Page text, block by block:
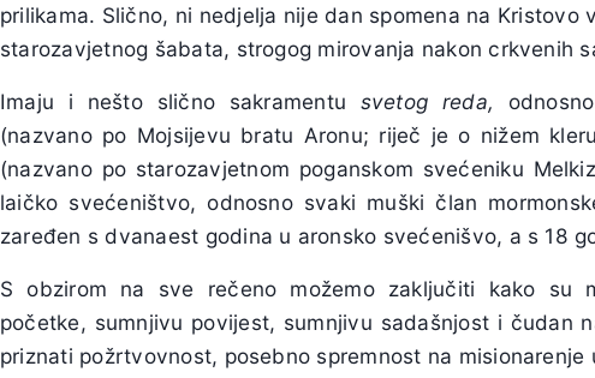
prilikama. Slično, ni nedjelja nije dan spomena na Kristovo
starozavjetnog šabata, strogog mirovanja nakon crkvenih
Imaju i nešto slično sakramentu svetog reda,
(nazvano po Mojsijevu bratu Aronu; riječ je o nižem
(nazvano po starozavjetnom poganskom svećeniku
laičko svećeništvo, odnosno svaki muški član
zaređen s dvanaest godina u aronsko svećenišvo, a s 18
S obzirom na sve rečeno možemo zaključiti kako su
početke, sumnjivu povijest, sumnjivu sadašnjost i čudan
priznati požrtvovnost, posebno spremnost na